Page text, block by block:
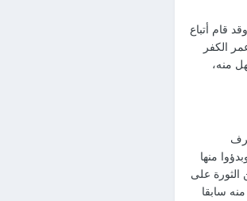
قام أتباع
الكفر
منه،
منها
على
سابقا